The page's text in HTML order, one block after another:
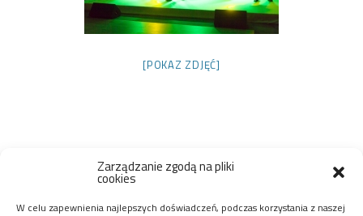
Zarządzanie zgodą na pliki
cookies
W celu zapewnienia najlepszych doświadczeń, podczas korzystania z naszej
[POKAZ ZDJĘĆ]